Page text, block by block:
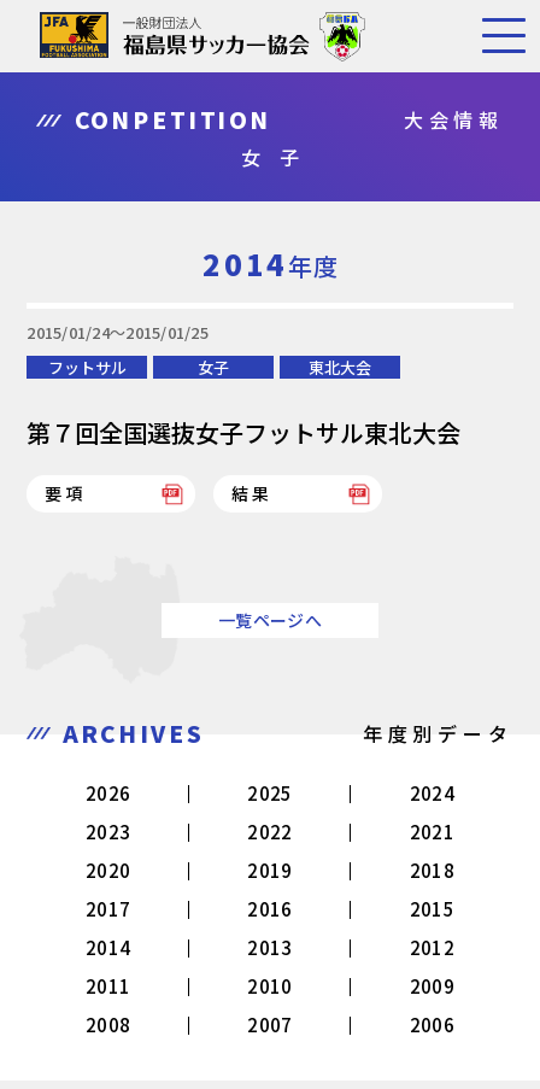
CONPETITION
大会情報
女 子
2014年度
2015/01/24〜2015/01/25
フットサル
女子 東北大会
第７回全国選抜女子フットサル東北大会
要項 結果
一覧ページへ
ARCHIVES 年度別データ
2026 2025
2024
2023
2022
2021
2020
2019
2018
2017
2016
2015
2014
2013
2012
2011
2010
2009
2008
2007 2006